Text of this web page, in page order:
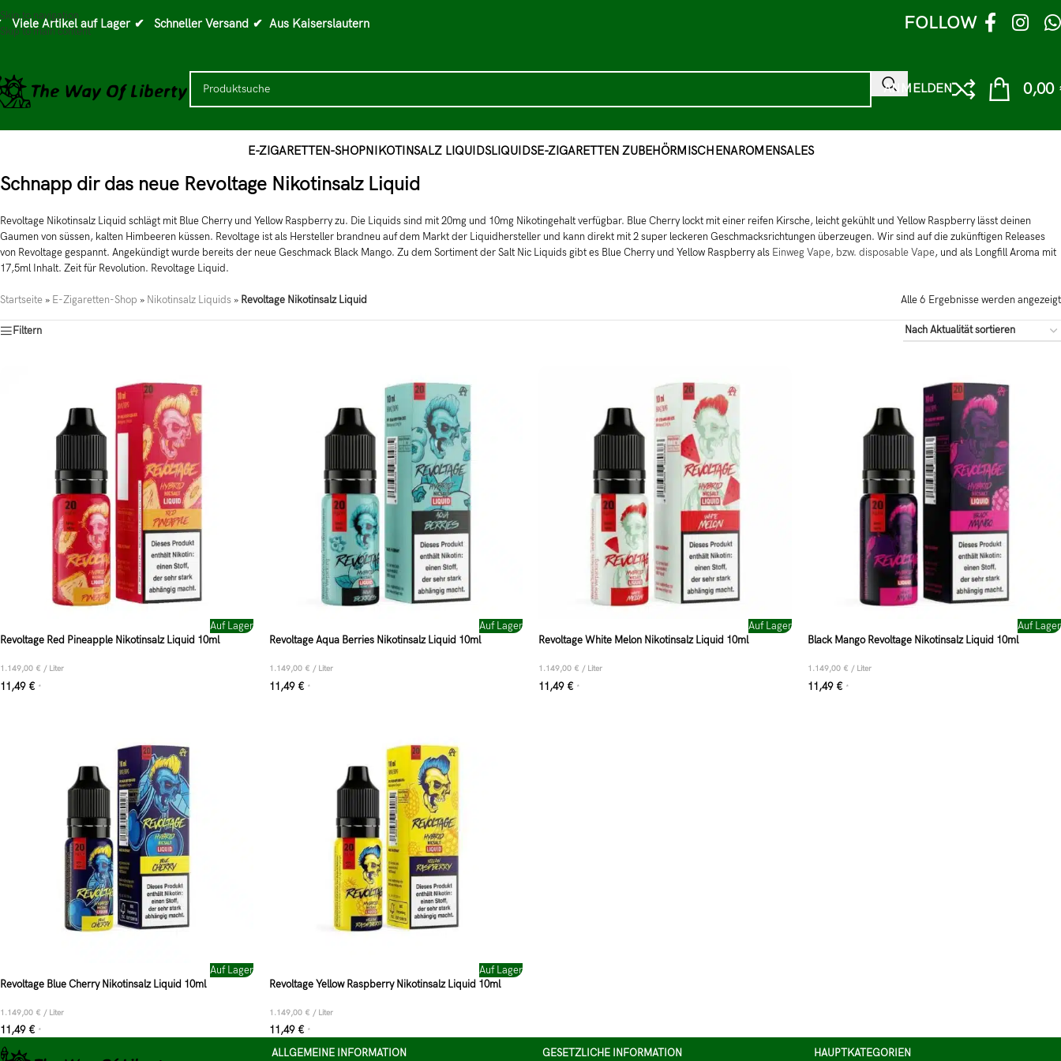
Skip to navigation
Skip to main content
Viele Artikel auf Lager ✔ Schneller Versand ✔ Aus Kaiserslautern FOLLOW
ANMELDEN 0,00
E-ZIGARETTEN-SHOPNIKOTINSALZ LIQUIDSLIQUIDSE-ZIGARETTEN ZUBEHÖRMISCHENAROMENSALES
Schnapp dir das neue Revoltage Nikotinsalz Liquid
Revoltage Nikotinsalz Liquid schlägt mit Blue Cherry und Yellow Raspberry zu. Die Liquids sind mit 20mg und 10mg Nikotingehalt verfügbar. Blue Cherry lockt mit einer reifen Kirsche, leicht gekühlt und Yellow Raspberry lässt deinen
Gaumen von süssen, kalten Himbeeren küssen. Revoltage ist als Hersteller brandneu auf dem Markt der Liquidhersteller und kann direkt mit 2 super leckeren Geschmacksrichtungen überzeugen. Wir sind auf die zukünftigen Releases
von Revoltage gespannt. Angekündigt wurde bereits der neue Geschmack Black Mango. Zu dem Sortiment der Salt Nic Liquids gibt es Blue Cherry und Yellow Raspberry als Einweg Vape, bzw. disposable Vape, und als Longfill Aroma mit
17,5ml Inhalt. Zeit für Revolution. Revoltage Liquid.
Startseite » E-Zigaretten-Shop » Nikotinsalz Liquids » Revoltage Nikotinsalz Liquid Alle 6 Ergebnisse werden angezeigt
Filtern
Auf Lager
Revoltage Red Pineapple Nikotinsalz Liquid 10ml
1.149,00 € / Liter
11,49 € *
Auf Lager
Revoltage Aqua Berries Nikotinsalz Liquid 10ml
1.149,00 € / Liter
11,49 € *
Auf Lager
Revoltage White Melon Nikotinsalz Liquid 10ml
1.149,00 € / Liter
11,49 € *
Auf Lager
Black Mango Revoltage Nikotinsalz Liquid 10ml
1.149,00 € / Liter
11,49 € *
Auf Lager
Revoltage Blue Cherry Nikotinsalz Liquid 10ml
1.149,00 € / Liter
11,49 € *
Auf Lager
Revoltage Yellow Raspberry Nikotinsalz Liquid 10ml
1.149,00 € / Liter
11,49 € *
ALLGEMEINE INFORMATION GESETZLICHE INFORMATION HAUPTKATEGORIEN